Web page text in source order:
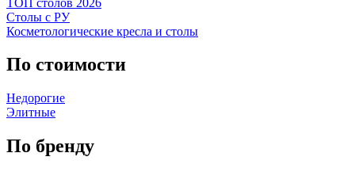
Столы с РУ
Косметологические кресла и столы
По стоимости
Недорогие
Элитные
По бренду